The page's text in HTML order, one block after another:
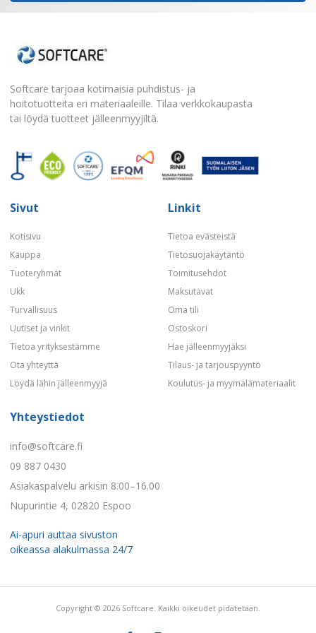
Softcare tarjoaa kotimaisia puhdistus- ja
hoitotuotteita eri materiaaleille. Tilaa verkkokaupasta
tai löydä tuotteet jälleenmyyjiltä.
Sivut
Kotisivu
Kauppa
Tuoteryhmät
Ukk
Turvallisuus
Uutiset ja vinkit
Tietoa yrityksestämme
Ota yhteyttä
Löydä lähin jälleenmyyjä
Linkit
Tietoa evästeistä
Tietosuojakäytäntö
Toimitusehdot
Maksutavat
Oma tili
Ostoskori
Hae jälleenmyyjäksi
Tilaus- ja tarjouspyyntö
Koulutus- ja myymälämateriaalit
Yhteystiedot
info@softcare.fi
09 887 0430
Asiakaspalvelu arkisin 8.00–16.00
Nupurintie 4, 02820 Espoo
Ai-apuri auttaa sivuston
oikeassa alakulmassa 24/7
Copyright © 2026 Softcare. Kaikki oikeudet pidätetään.